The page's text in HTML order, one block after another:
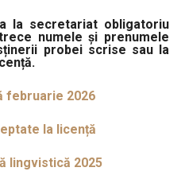
la secretariat obligatoriu
numele și prenumele
probei scrise sau la
februarie 2026
la licență
lingvistică 2025